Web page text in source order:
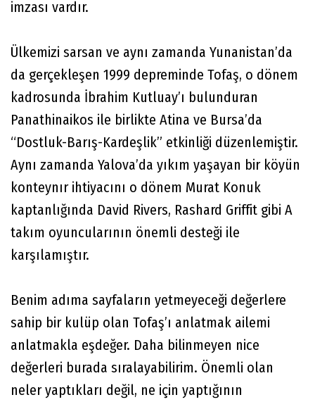
imzası vardır.
Ülkemizi sarsan ve aynı zamanda Yunanistan’da
da gerçekleşen 1999 depreminde Tofaş, o dönem
kadrosunda İbrahim Kutluay’ı bulunduran
Panathinaikos ile birlikte Atina ve Bursa’da
“Dostluk-Barış-Kardeşlik” etkinliği düzenlemiştir.
Aynı zamanda Yalova’da yıkım yaşayan bir köyün
konteynır ihtiyacını o dönem Murat Konuk
kaptanlığında David Rivers, Rashard Griffit gibi A
takım oyuncularının önemli desteği ile
karşılamıştır.
Benim adıma sayfaların yetmeyeceği değerlere
sahip bir kulüp olan Tofaş’ı anlatmak ailemi
anlatmakla eşdeğer. Daha bilinmeyen nice
değerleri burada sıralayabilirim. Önemli olan
neler yaptıkları değil, ne için yaptığının